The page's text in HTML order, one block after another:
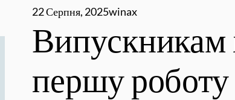
22 Серпня, 2025winax
Випускникам
першу роботу